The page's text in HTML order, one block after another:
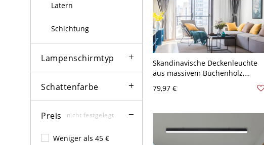
Latern
Schichtung
Lampenschirmtyp
Schattenfarbe
Preis nicht festgelegt
Weniger als 45 €
Skandinavische Deckenleuchte
aus massivem Buchenholz,
Deckenleuchte - 110V-120V 59,69
79,97 €